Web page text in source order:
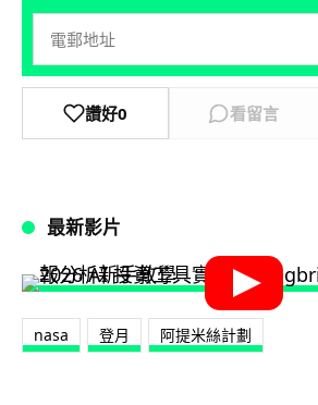
讚好0 看留言
最新影片
nasa 登月 阿提米絲計劃